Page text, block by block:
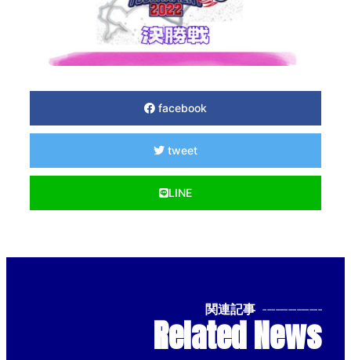
facebook
tweet
LINE
関連記事 --------------
Related News